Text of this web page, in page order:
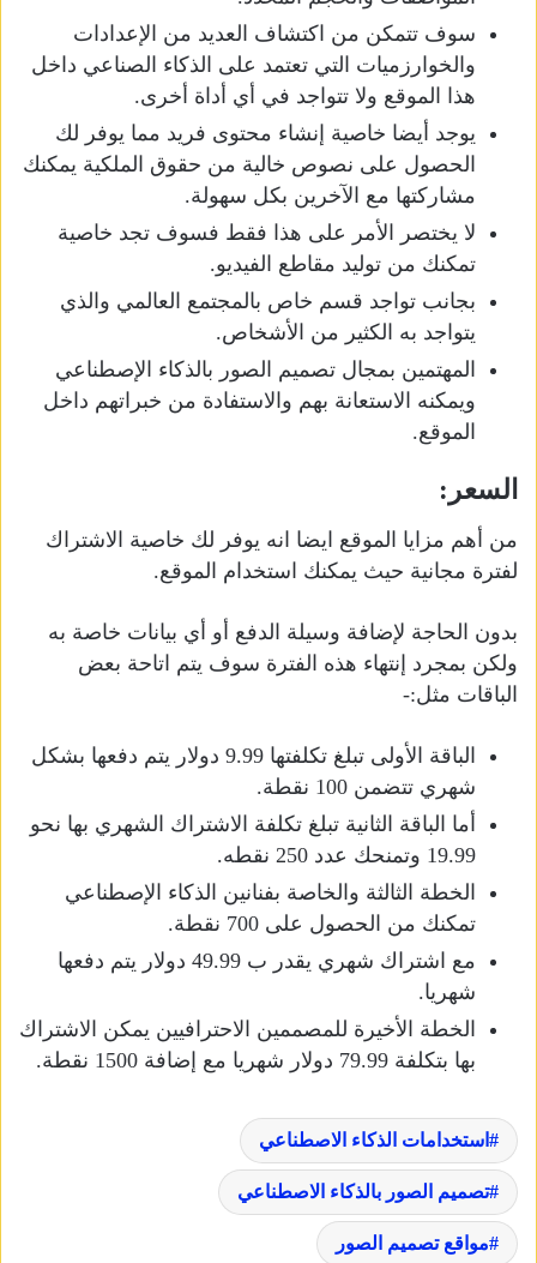
سوف تتمكن من اكتشاف العديد من الإعدادات
والخوارزميات التي تعتمد على الذكاء الصناعي داخل
هذا الموقع ولا تتواجد في أي أداة أخرى.
يوجد أيضا خاصية إنشاء محتوى فريد مما يوفر لك
الحصول على نصوص خالية من حقوق الملكية يمكنك
مشاركتها مع الآخرين بكل سهولة.
لا يختصر الأمر على هذا فقط فسوف تجد خاصية
تمكنك من توليد مقاطع الفيديو.
بجانب تواجد قسم خاص بالمجتمع العالمي والذي
يتواجد به الكثير من الأشخاص.
المهتمين بمجال تصميم الصور بالذكاء الإصطناعي
ويمكنه الاستعانة بهم والاستفادة من خبراتهم داخل
الموقع.
السعر:
من أهم مزايا الموقع ايضا انه يوفر لك خاصية الاشتراك
لفترة مجانية حيث يمكنك استخدام الموقع.
بدون الحاجة لإضافة وسيلة الدفع أو أي بيانات خاصة به
ولكن بمجرد إنتهاء هذه الفترة سوف يتم اتاحة بعض
الباقات مثل:-
الباقة الأولى تبلغ تكلفتها 9.99 دولار يتم دفعها بشكل
شهري تتضمن 100 نقطة.
أما الباقة الثانية تبلغ تكلفة الاشتراك الشهري بها نحو
19.99 وتمنحك عدد 250 نقطه.
الخطة الثالثة والخاصة بفنانين الذكاء الإصطناعي
تمكنك من الحصول على 700 نقطة.
مع اشتراك شهري يقدر ب 49.99 دولار يتم دفعها
شهريا.
الخطة الأخيرة للمصممين الاحترافيين يمكن الاشتراك
بها بتكلفة 79.99 دولار شهريا مع إضافة 1500 نقطة.
استخدامات الذكاء الاصطناعي
تصميم الصور بالذكاء الاصطناعي
مواقع تصميم الصور